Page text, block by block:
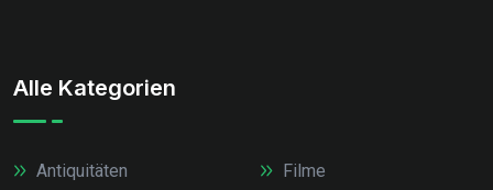
Alle Kategorien
Antiquitäten
Filme